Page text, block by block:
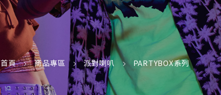
搜尋
首頁 商品專區 派對喇叭 PARTYBOX系列